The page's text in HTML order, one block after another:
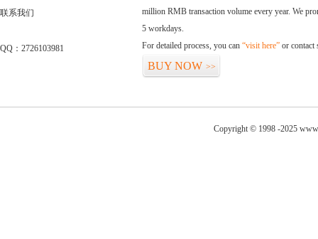
联系我们
QQ：2726103981
million RMB transaction volume every year. We
5 workdays.
For detailed process, you can “visit here” or contact
BUY NOW >>
Copyright © 1998 -2025